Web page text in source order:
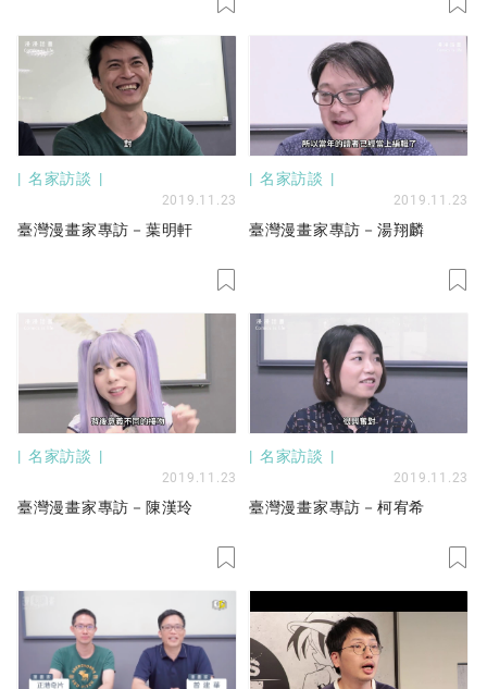
名家訪談
2019.11.23
臺灣漫畫家專訪－葉明軒
名家訪談
2019.11.23
臺灣漫畫家專訪－湯翔麟
名家訪談
2019.11.23
臺灣漫畫家專訪－陳漢玲
名家訪談
2019.11.23
臺灣漫畫家專訪－柯宥希